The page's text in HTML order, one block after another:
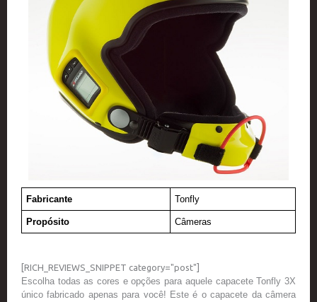
Fabricante Tonfly
Propósito Câmeras
[RICH_REVIEWS_SNIPPET category="post"]
Escolha todas as cores e opções para aquele capacete Tonfly 3X
único fabricado apenas para você! Este é o capacete da câmera